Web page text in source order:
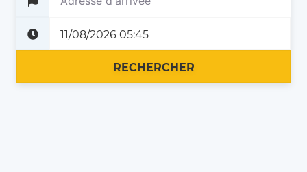
RECHERCHER